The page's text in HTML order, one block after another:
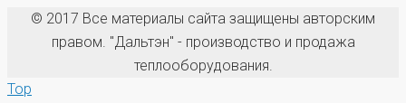
© 2017 Все материалы сайта защищены авторским
правом. "Дальтэн" - производство и продажа
теплооборудования.
Top